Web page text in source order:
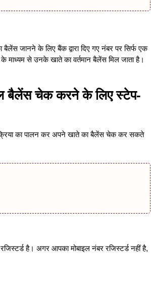
जानने के लिए बैंक द्वारा दिए गए नंबर पर सिर्फ एक
से उनके खाते का वर्तमान बैलेंस मिल जाता है।
बैलेंस चेक करने के लिए स्टेप-
का पालन कर अपने खाते का बैलेंस चेक कर सकते
है। अगर आपका मोबाइल नंबर रजिस्टर्ड नहीं है,